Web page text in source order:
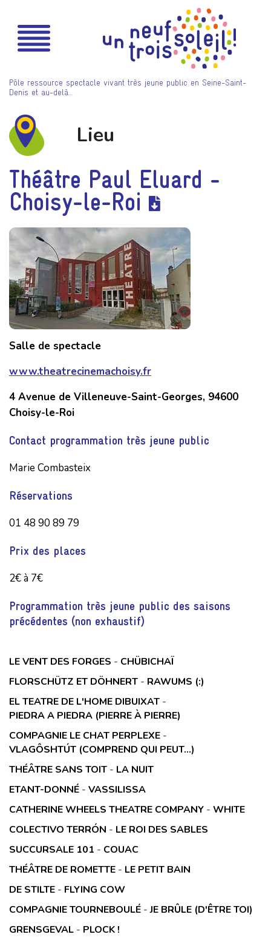
Pôle ressource spectacle vivant très jeune public en Seine-Saint-
Denis et au-delà…
Lieu
Théâtre Paul Eluard -
Choisy-le-Roi
Salle de spectacle
www.theatrecinemachoisy.fr
4 Avenue de Villeneuve-Saint-Georges, 94600
Choisy-le-Roi
Contact programmation très jeune public
Marie Combasteix
Réservations
01 48 90 89 79
Prix des places
2€ à 7€
Programmation très jeune public des saisons
précédentes (non exhaustif)
LE VENT DES FORGES - CHÜBICHAÏ
FLORSCHÜTZ ET DÖHNERT - RAWUMS (:)
EL TEATRE DE L'HOME DIBUIXAT -
PIEDRA A PIEDRA (PIERRE À PIERRE)
COMPAGNIE LE CHAT PERPLEXE -
VLAGÔSHTÚT (COMPREND QUI PEUT…)
THÉÂTRE SANS TOIT - LA NUIT
ETANT-DONNÉ - VASSILISSA
CATHERINE WHEELS THEATRE COMPANY - WHITE
COLECTIVO TERRÓN - LE ROI DES SABLES
SUCCURSALE 101 - COUAC
THÉÂTRE DE ROMETTE - LE PETIT BAIN
DE STILTE - FLYING COW
COMPAGNIE TOURNEBOULÉ -JE BRÛLE (D'ÊTRE TOI)
GRENSGEVAL - PLOCK !